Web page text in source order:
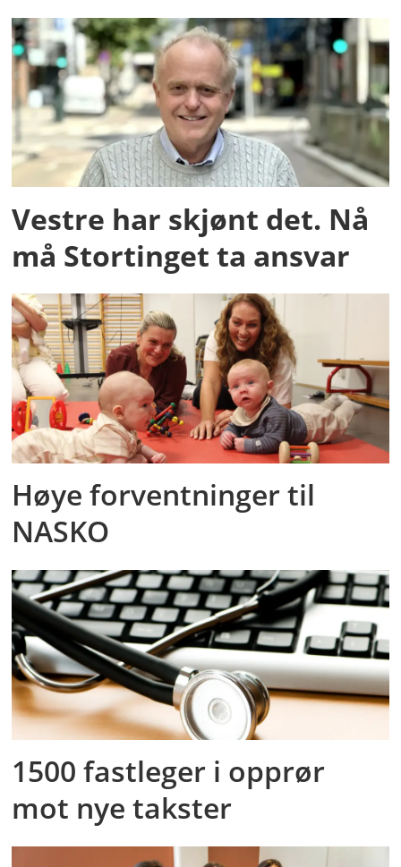
Vestre har skjønt det. Nå
må Stortinget ta ansvar
Høye forventninger til
NASKO
1500 fastleger i opprør
mot nye takster